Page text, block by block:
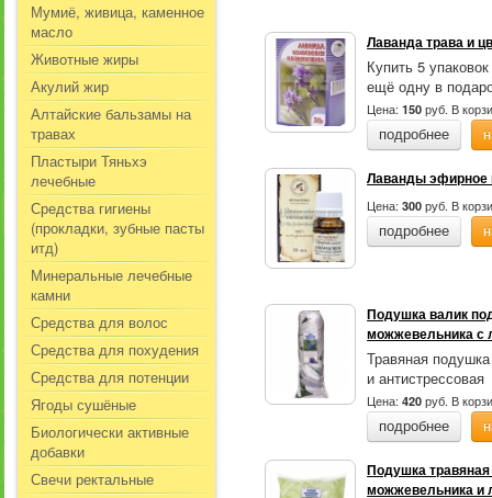
Мумиё, живица, каменное
масло
Животные жиры
Акулий жир
Алтайские бальзамы на
травах
Пластыри Тяньхэ
лечебные
Средства гигиены
(прокладки, зубные пасты
итд)
Минеральные лечебные
камни
Средства для волос
Средства для похудения
Средства для потенции
Ягоды сушёные
Биологически активные
добавки
Свечи ректальные
Лаванда трава и
Купить 5
ещё одну в
Цена:150 руб. В
подробнее
Лаванды эфирное
Цена:300 руб. В
подробнее
Подушка валик
можжевельника с
Травяная
и антистрессовая
Цена:420 руб. В
подробнее
Подушка
можжевельника и